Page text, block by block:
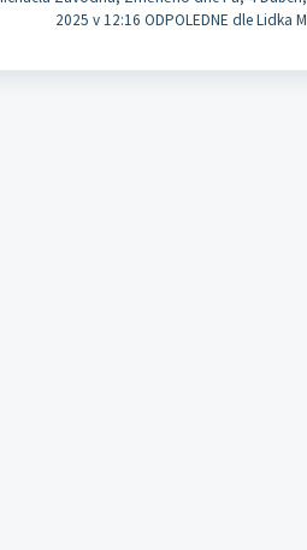
2025 v 12:16 ODPOLEDNE dle Lidka M